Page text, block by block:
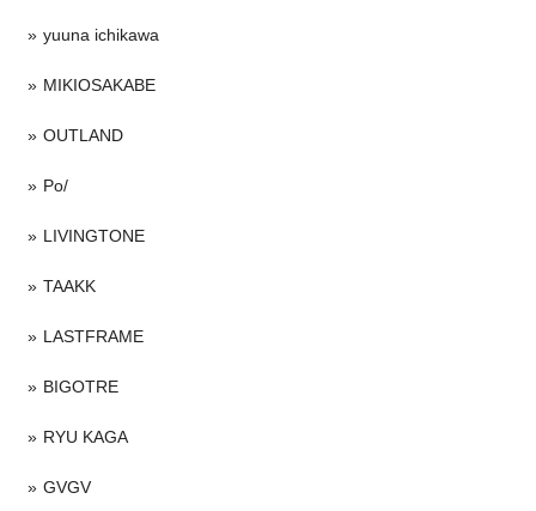
yuuna ichikawa
MIKIOSAKABE
OUTLAND
Po/
LIVINGTONE
TAAKK
LASTFRAME
BIGOTRE
RYU KAGA
GVGV